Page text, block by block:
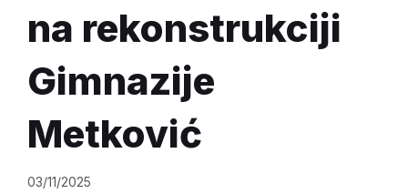
na rekonstrukciji
Gimnazije
Metković
03/11/2025